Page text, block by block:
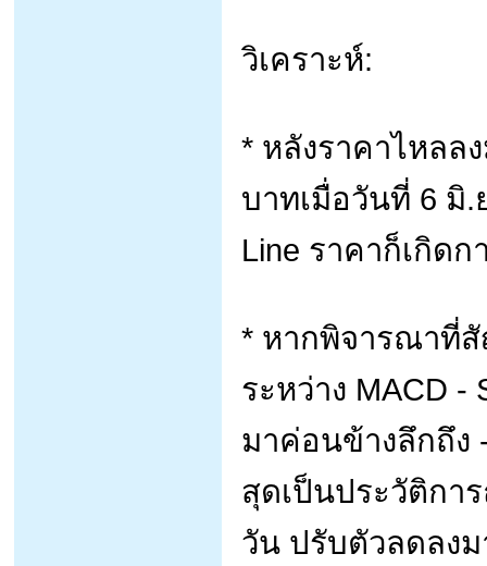
วิเคราะห์:
* หลังราคาไหลล
บาทเมื่อวันที่ 6 มิ.
Line ราคาก็เกิด
* หากพิจารณาที่
ระหว่าง MACD -
มาค่อนข้างลึกถึง
สุดเป็นประวัติกา
วัน ปรับตัวลดลง